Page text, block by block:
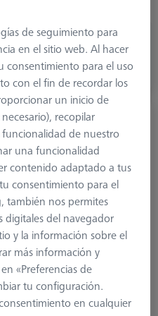
de cono,
de seguimiento para
en el sitio web. Al hacer
consentimiento para el uso
con el fin de recordar los
un inicio de
recopilar
de nuestro
una funcionalidad
contenido adaptado a tus
consentimiento para el
también nos permites
digitales del navegador
y la información sobre el
más información y
«Preferencias de
tu configuración.
en cualquier